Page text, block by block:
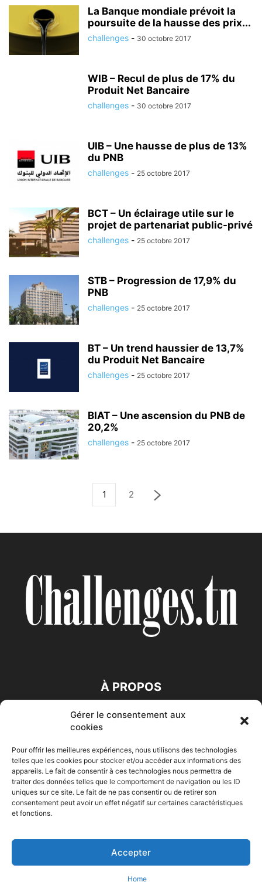
Gérer le consentement aux
cookies
Pour offrir les meilleures expériences, nous utilisons des technologies
telles que les cookies pour stocker et/ou accéder aux informations des
appareils. Le fait de consentir à ces technologies nous permettra de
traiter des données telles que le comportement de navigation ou les ID
uniques sur ce site. Le fait de ne pas consentir ou de retirer son
consentement peut avoir un effet négatif sur certaines caractéristiques
et fonctions.
Accepter
Home
La Banque mondiale prévoit la
poursuite de la hausse des prix...
challenges - 30 octobre 2017
WIB – Recul de plus de 17% du
Produit Net Bancaire
challenges - 30 octobre 2017
UIB – Une hausse de plus de 13%
du PNB
challenges - 25 octobre 2017
BCT – Un éclairage utile sur le
projet de partenariat public-privé
challenges - 25 octobre 2017
STB – Progression de 17,9% du
PNB
challenges - 25 octobre 2017
BT – Un trend haussier de 13,7%
du Produit Net Bancaire
challenges - 25 octobre 2017
BIAT – Une ascension du PNB de
20,2%
challenges - 25 octobre 2017
1 2
À PROPOS
SUIVEZ NOUS
Accueil Economie Entreprises Entrepreneur Afrique
HIGH-TECH Auto-Moto
© Challenges.tn By AAKOM.DIGITAL